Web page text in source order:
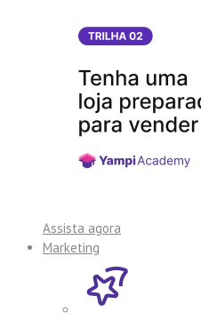
Assista agora
Marketing